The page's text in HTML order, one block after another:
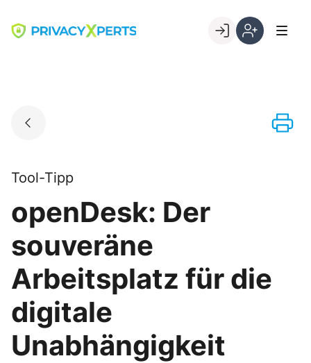
content
Go to landing page.
Tool-Tipp
openDesk: Der
souveräne
Arbeitsplatz für die
digitale
Unabhängigkeit